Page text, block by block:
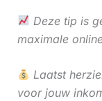
Deze tip is
maximale
Laatst
voor jouw